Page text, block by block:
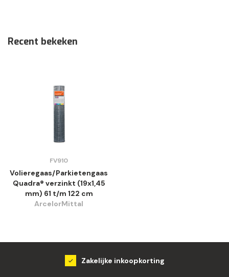
Recent bekeken
FV910
Volieregaas/Parkietengaas
Quadra® verzinkt (19x1,45
mm) 61 t/m 122 cm
ArcelorMittal
Groot assortiment